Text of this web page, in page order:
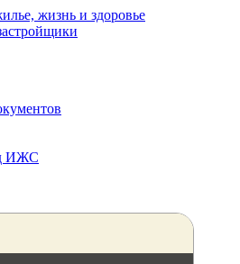
жизнь и здоровье
ИЖС